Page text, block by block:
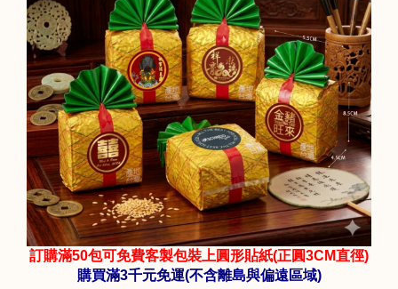
訂購滿50包可免費客製包裝上圓形貼紙(正圓3CM直徑)
購買滿3千元免運(不含離島與偏遠區域)